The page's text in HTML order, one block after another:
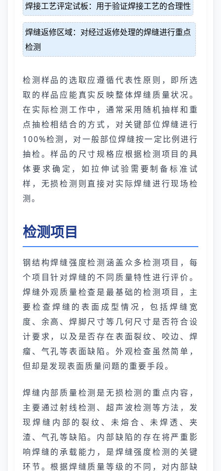
焊接工艺评定试板：用于验证焊接工艺的合理性
焊缝返修区域：对经过返修处理的焊缝进行重点
检测
检测样品的选取应遵循代表性原则，即所选
取的样品应能真实反映整体焊缝质量状况。
在实际检测工作中，通常采用随机抽样和重
点抽检相结合的方式，对关键部位焊缝进行
100%检测，对一般部位焊缝按一定比例进行
抽检。样品的尺寸规格应根据检测项目的具
体要求确定，如拉伸试验需要制备标准试
样，无损检测则直接对实际焊缝进行现场检
测。
检测项目
钢结构焊缝强度检测涵盖众多检测项目，每
个项目针对焊缝的不同质量特性进行评价。
焊缝外观质量检查是最基础的检测项目，主
要检查焊缝的表面成型情况，包括焊缝宽
度、余高、焊脚尺寸等几何尺寸是否符合设
计要求，以及是否存在表面裂纹、咬边、焊
瘤、气孔等表面缺陷。外观检查虽然简单，
但却是发现表面质量问题的重要手段。
焊缝内部质量检测是无损检测的重点内容，
主要通过射线检测、超声波检测等方法，发
现焊缝内部的裂纹、未熔合、未焊透、夹
渣、气孔等缺陷。内部缺陷的存在将严重影
响焊缝的承载能力，是焊缝强度检测的关键
环节。根据焊缝质量等级的不同，对内部缺